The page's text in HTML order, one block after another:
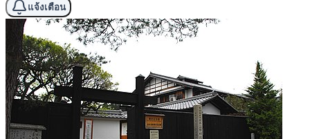
แจ้งเตือน